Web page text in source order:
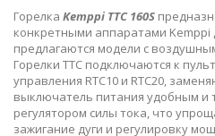
Горелка Kemppi TTC 160S
конкретными аппаратами Kemppi
предлагаются модели с
Горелки TTC подключаются к
управления RTC10 и RTC20,
выключатель питания удобным
регулятором силы тока, что
зажигание дуги и регулировку